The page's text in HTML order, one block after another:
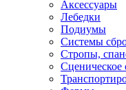
Аксессуары
Лебедки
Подиумы
Системы
Стропы,
Сценическое